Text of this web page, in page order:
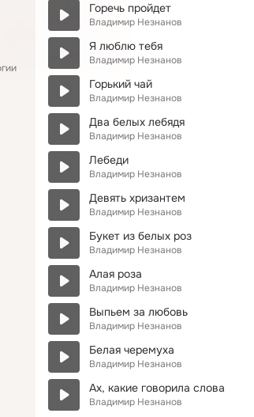
Горечь пройдет
Владимир Незнанов
Я люблю тебя
Владимир Незнанов
Горький чай
Владимир Незнанов
Два белых лебядя
Владимир Незнанов
Лебеди
Владимир Незнанов
Девять хризантем
Владимир Незнанов
Букет из белых роз
Владимир Незнанов
Алая роза
Владимир Незнанов
Выпьем за любовь
Владимир Незнанов
Белая черемуха
Владимир Незнанов
Ах, какие говорила слова
Владимир Незнанов